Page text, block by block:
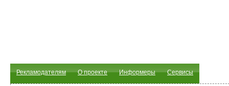
Рекламодателям О проекте Информеры Сервисы